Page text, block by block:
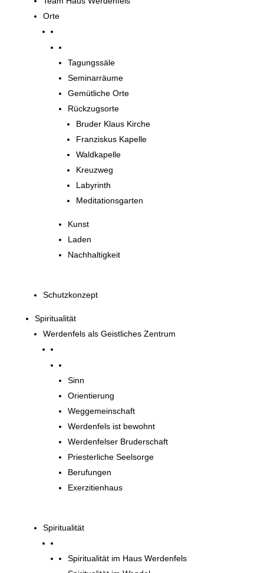
Orte
Tagungssäle
Seminarräume
Gemütliche Orte
Rückzugsorte
Bruder Klaus Kirche
Franziskus Kapelle
Waldkapelle
Kreuzweg
Labyrinth
Meditationsgarten
Kunst
Laden
Nachhaltigkeit
Schutzkonzept
Spiritualität
Werdenfels als Geistliches Zentrum
Sinn
Orientierung
Weggemeinschaft
Werdenfels ist bewohnt
Werdenfelser Bruderschaft
Priesterliche Seelsorge
Berufungen
Exerzitienhaus
Spiritualität
Spiritualität im Haus Werdenfels